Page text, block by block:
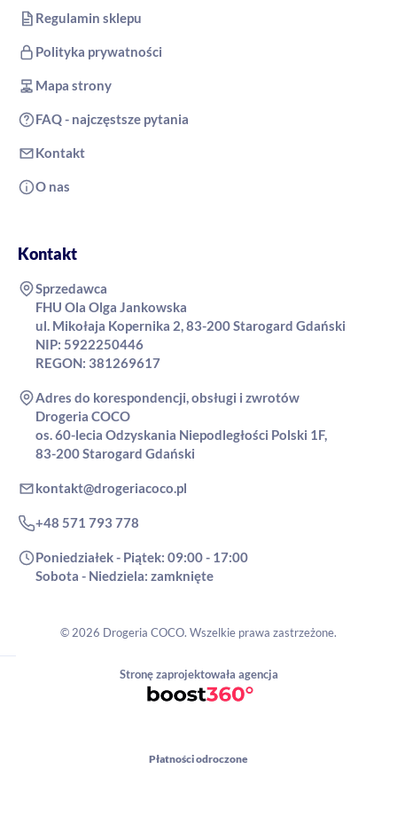
Regulamin sklepu
Polityka prywatności
Mapa strony
FAQ - najczęstsze pytania
Kontakt
O nas
Kontakt
Sprzedawca
FHU Ola Olga Jankowska
ul. Mikołaja Kopernika 2, 83-200 Starogard Gdański
NIP: 5922250446
REGON: 381269617
Adres do korespondencji, obsługi i zwrotów
Drogeria COCO
os. 60-lecia Odzyskania Niepodległości Polski 1F,
83-200 Starogard Gdański
kontakt@drogeriacoco.pl
+48 571 793 778
Poniedziałek - Piątek: 09:00 - 17:00
Sobota - Niedziela: zamknięte
© 2026 Drogeria COCO. Wszelkie prawa zastrzeżone.
Stronę zaprojektowała agencja
Płatności odroczone